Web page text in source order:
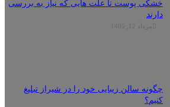
خشکی پوست تا علت هایی که نیاز به بررسی
دارند
مرداد 12, 1405
چگونه سالن زیبایی خود را در شیراز تبلیغ
کنیم؟